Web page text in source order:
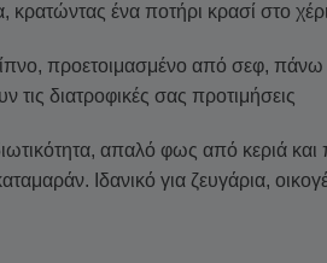
κρατώντας ένα ποτήρι κρασί στο χέρι
προετοιμασμένο από σεφ,
τις διατροφικές σας προτιμήσεις
απαλό φως από κεριά
Ιδανικό για ζευγάρια,